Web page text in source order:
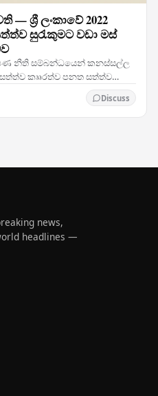
ශ්‍රී ලංකාවේ 2022
සුරැකුමට වඩා මස්
නීති සම්බන්ධයෙන් කනස්සල්ල
සත්ත්ව කෲරත්ව පනත සත්ත්ව
Discuss
news,
headlines —